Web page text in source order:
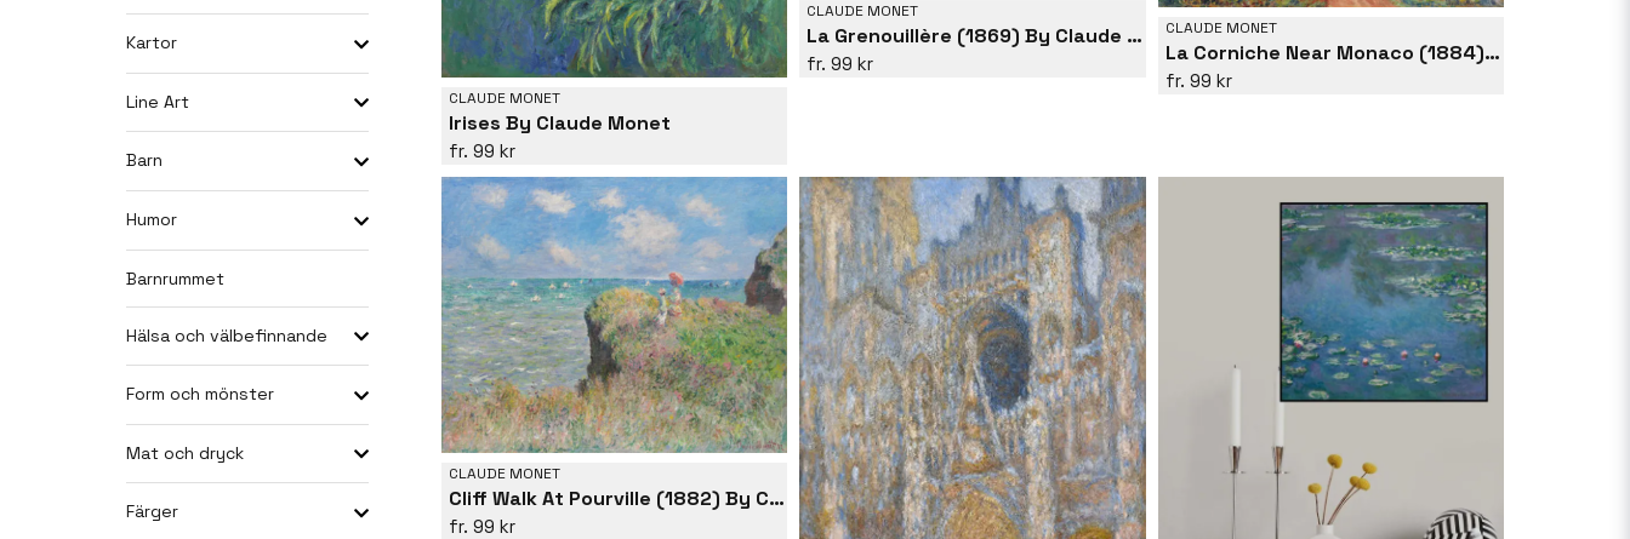
Kartor
Line Art
Barn
Humor
Barnrummet
Hälsa och välbefinnande
Form och mönster
Mat och dryck
Färger
CLAUDE MONET
Irises By Claude Monet
99 kr
CLAUDE MONET
La Grenouillère (1869) By Claude Monet
99 kr
CLAUDE MONET
La Corniche Near Monaco (1884) By Claude Monet
99 kr
CLAUDE MONET
Cliff Walk At Pourville (1882) By Claude Monet.
99 kr